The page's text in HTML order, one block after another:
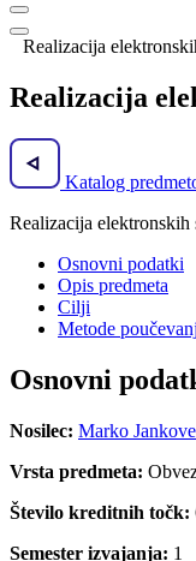
Realizacija
Realizacija
Katalog
Realizacija elektronskih
Osnovni podatki
Opis predmeta
Cilji
Metode
Osnovni
Nosilec: Marko
Vrsta predmeta:
Število kreditnih točk:
Semester izvajanja: 1